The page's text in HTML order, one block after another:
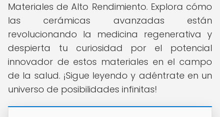
Materiales de Alto Rendimiento. Explora cómo
las cerámicas avanzadas están
revolucionando la medicina regenerativa y
despierta tu curiosidad por el potencial
innovador de estos materiales en el campo
de la salud. ¡Sigue leyendo y adéntrate en un
universo de posibilidades infinitas!